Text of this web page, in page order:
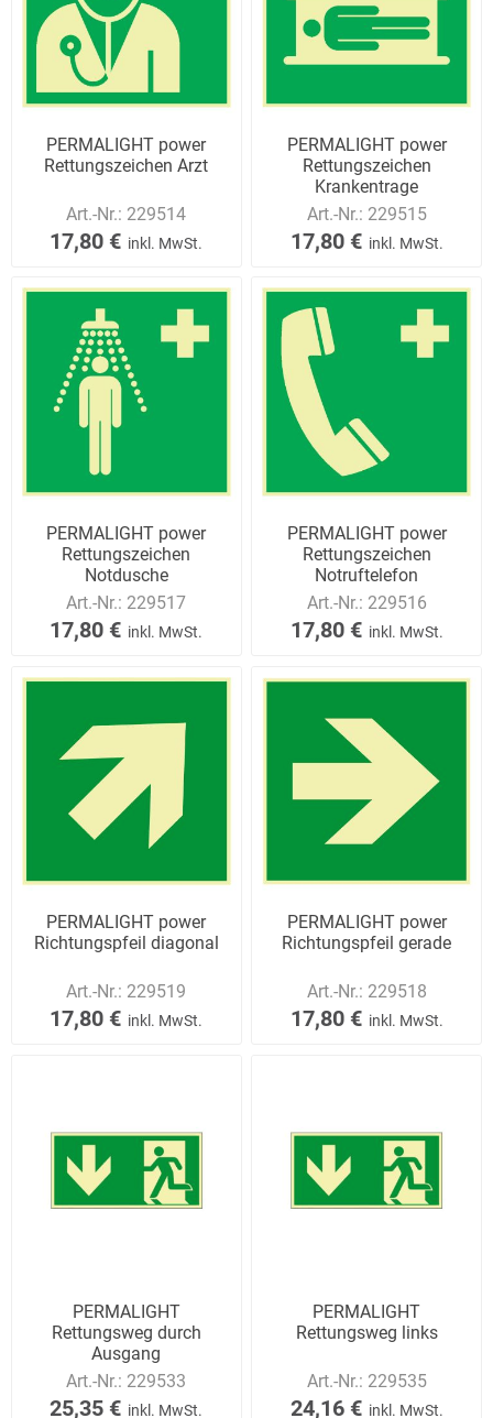
PERMALIGHT power
Rettungszeichen Arzt
Art.-Nr.: 229514
17,80 € inkl. MwSt.
PERMALIGHT power
Rettungszeichen
Krankentrage
Art.-Nr.: 229515
17,80 € inkl. MwSt.
PERMALIGHT power
Rettungszeichen
Notdusche
Art.-Nr.: 229517
17,80 € inkl. MwSt.
PERMALIGHT power
Rettungszeichen
Notruftelefon
Art.-Nr.: 229516
17,80 € inkl. MwSt.
PERMALIGHT power
Richtungspfeil diagonal
Art.-Nr.: 229519
17,80 € inkl. MwSt.
PERMALIGHT power
Richtungspfeil gerade
Art.-Nr.: 229518
17,80 € inkl. MwSt.
PERMALIGHT
Rettungsweg durch
Ausgang
Art.-Nr.: 229533
25,35 € inkl. MwSt.
PERMALIGHT
Rettungsweg links
Art.-Nr.: 229535
24,16 € inkl. MwSt.